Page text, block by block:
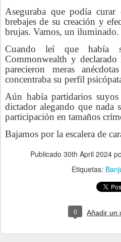
Aseguraba que podía
brebajes de su creación y
brujas. Vamos, un iluminado.
Cuando leí que había
Commonwealth y
parecieron meras
concentraba su perfil
Aún había partidarios
dictador alegando que nada
participación en tamaños
Bajamos por la escalera de
Publicado 30th April 2024
Etiquetas:
0 Añadir un